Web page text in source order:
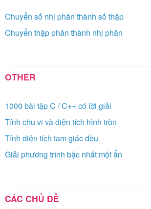
Chuyển số nhị phân thành số thập
Chuyển thập phân thành nhị phân
OTHER
1000 bài tập C / C++ có lời giải
Tính chu vi và diện tích hình tròn
Tính diện tích tam giác đều
Giải phương trình bậc nhất một ẩn
CÁC CHỦ ĐỀ